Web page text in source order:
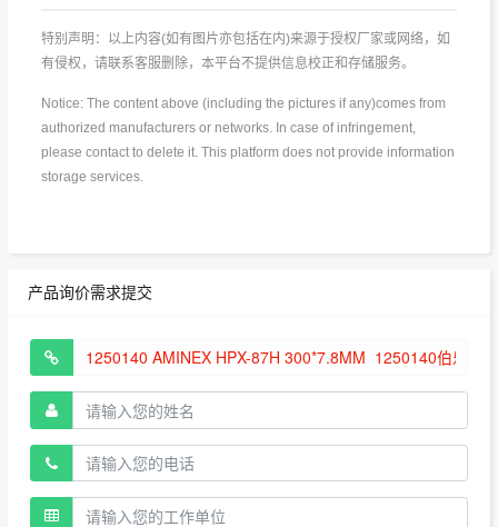
特别声明：以上内容(如有图片亦包括在内)来源于授权厂家或网络，如
有侵权，请联系客服删除，本平台不提供信息校正和存储服务。
Notice: The content above (including the pictures if any)comes from
authorized manufacturers or networks. In case of infringement,
please contact to delete it. This platform does not provide information
storage services.
产品询价需求提交